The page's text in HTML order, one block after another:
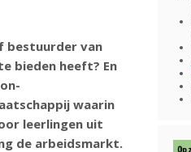
bestuurder van
bieden heeft? En
waarin
leerlingen uit
de arbeidsmarkt.